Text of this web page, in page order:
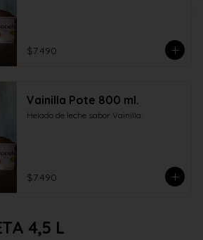
$7.490
Vainilla Pote 800 ml.
Helado de leche sabor Vainilla.
$7.490
4,5 L